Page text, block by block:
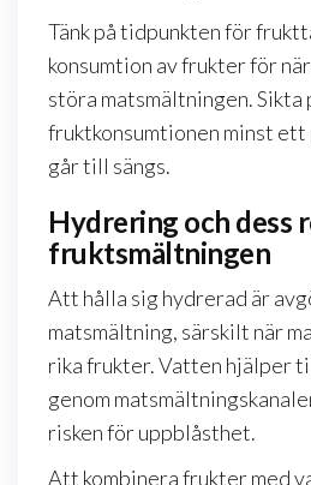
Tänk på tidpunkten för
konsumtion av frukter för
störa matsmältningen. Sikta
fruktkonsumtionen minst ett
går till sängs.
Hydrering och dess
fruktsmältningen
Att hålla sig hydrerad är
matsmältning, särskilt när
rika frukter. Vatten hjälper
genom
risken för uppblåsthet.
Att kombinera frukter med